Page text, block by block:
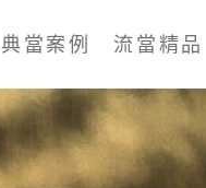
典當案例 流當精品